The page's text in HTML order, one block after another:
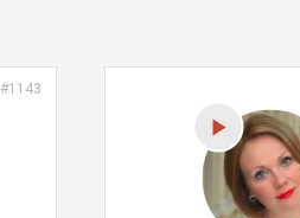
#1143